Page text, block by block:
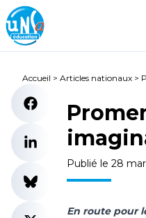
Accueil > Articles nationaux >
Publié le 28
En route pour